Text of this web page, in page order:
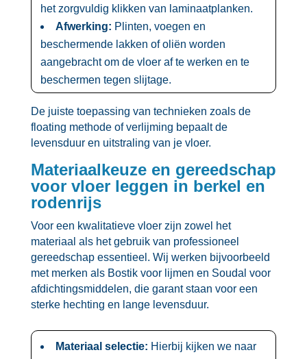
het zorgvuldig klikken van laminaatplanken.​
Afwerking: Plinten, voegen en
beschermende lakken of oliën worden
aangebracht om de vloer af te werken en te
beschermen tegen slijtage.​
De juiste toepassing van technieken zoals de
floating methode of verlijming bepaalt de
levensduur en uitstraling van je vloer.​
Materiaalkeuze en gereedschap
voor vloer leggen in berkel en
rodenrijs
Voor een kwalitatieve vloer zijn zowel het
materiaal als het gebruik van professioneel
gereedschap essentieel.​ Wij werken bijvoorbeeld
met merken als Bostik voor lijmen en Soudal voor
afdichtingsmiddelen, die garant staan voor een
sterke hechting en lange levensduur.​
Materiaal selectie: Hierbij kijken we naar